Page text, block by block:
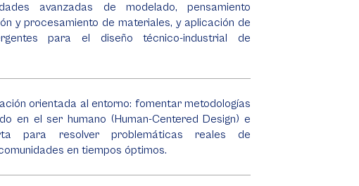
avanzadas de modelado, pensamiento
y procesamiento de materiales, y aplicación de
para el diseño técnico-industrial de
orientada al entorno: fomentar metodologías
en el ser humano (Human-Centered Design) e
para resolver problemáticas reales de
en tiempos óptimos.